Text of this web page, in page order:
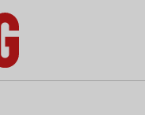
do Marketing e